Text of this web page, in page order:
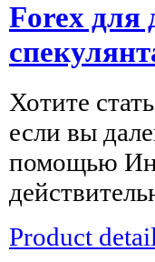
Forex для
Хотите
если вы
помощью
Product